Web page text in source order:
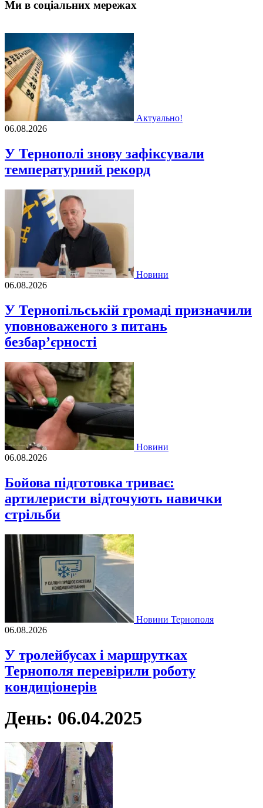
Ми в соціальних мережах
Актуально!
06.08.2026
У Тернополі знову зафіксували
температурний рекорд
Новини
06.08.2026
У Тернопільській громаді призначили
уповноваженого з питань
безбар’єрності
Новини
06.08.2026
Бойова підготовка триває:
артилеристи відточують навички
стрільби
Новини Тернополя
06.08.2026
У тролейбусах і маршрутках
Тернополя перевірили роботу
кондиціонерів
День: 06.04.2025